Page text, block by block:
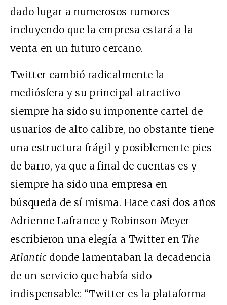
dado lugar a numerosos rumores
incluyendo que la empresa estará a la
venta en un futuro cercano.
Twitter cambió radicalmente la
mediósfera y su principal atractivo
siempre ha sido su imponente cartel de
usuarios de alto calibre, no obstante tiene
una estructura frágil y posiblemente pies
de barro, ya que a final de cuentas es y
siempre ha sido una empresa en
búsqueda de sí misma. Hace casi dos años
Adrienne Lafrance y Robinson Meyer
escribieron una elegía a Twitter enThe
Atlantic donde lamentaban la decadencia
de un servicio que había sido
indispensable: “Twitter es la plataforma